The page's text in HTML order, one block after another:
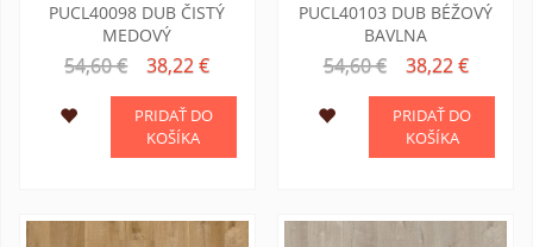
PUCL40098 DUB ČISTÝ
MEDOVÝ
54,60 € 38,22 €
PRIDAŤ DO
KOŠÍKA
PUCL40103 DUB BÉŽOVÝ
BAVLNA
54,60 € 38,22 €
PRIDAŤ DO
KOŠÍKA